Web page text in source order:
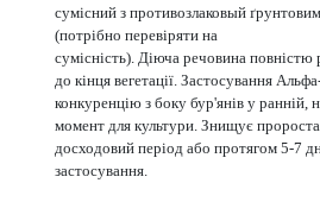
сумісний з противозлаковый
(потрібно перевіряти на
сумісність). Діюча речовина повністю
до кінця вегетації. Застосування
конкуренцію з боку бур'янів у ранній,
момент для культури. Знищує
досходовий період або протягом 5-7
застосування.